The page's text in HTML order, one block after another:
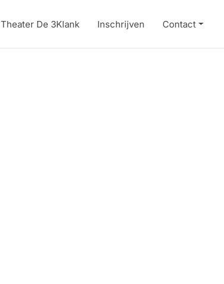
Theater De 3Klank Inschrijven Contact